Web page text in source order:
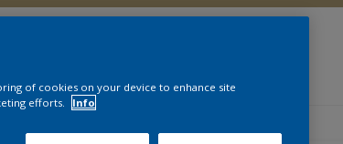
of cookies on your device to enhance site
efforts.
Info